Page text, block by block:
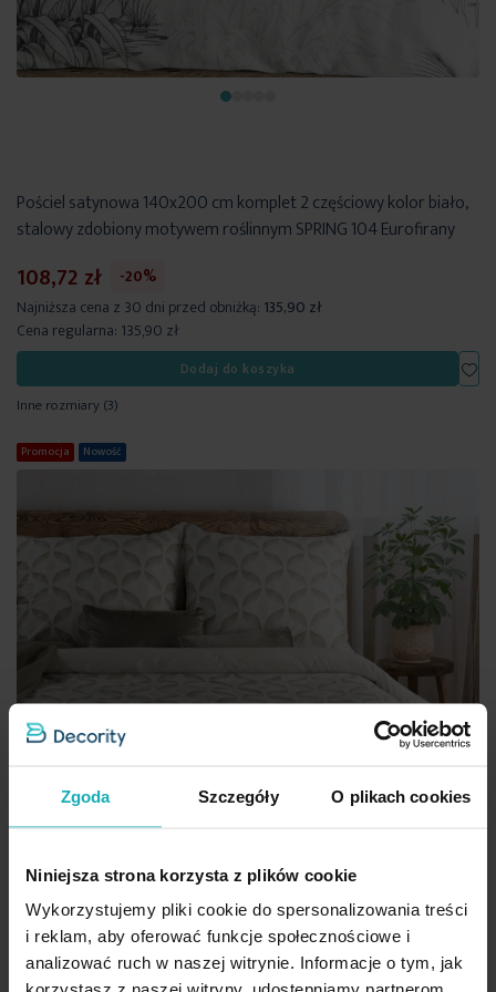
Zgoda Szczegóły O plikach cookies
Niniejsza strona korzysta z plików cookie
Wykorzystujemy pliki cookie do spersonalizowania treści
i reklam, aby oferować funkcje społecznościowe i
analizować ruch w naszej witrynie. Informacje o tym, jak
Pościel satynowa 140x200 cm komplet 2 częściowy kolor biało,
stalowy zdobiony motywem roślinnym SPRING 104 Eurofirany
108,72 zł
-20%
Najniższa cena z 30 dni przed obniżką: 135,90 zł
Cena regularna: 135,90 zł
Dodaj do koszyka
Inne rozmiary(3)
Promocja Nowość